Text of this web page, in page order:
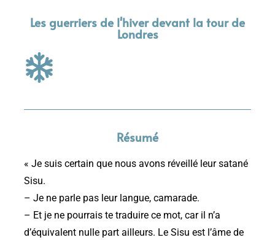
Les guerriers de l'hiver devant la tour de
Londres
Résumé
« Je suis certain que nous avons réveillé leur satané
Sisu.
– Je ne parle pas leur langue, camarade.
– Et je ne pourrais te traduire ce mot, car il n’a
d’équivalent nulle part ailleurs. Le Sisu est l’âme de